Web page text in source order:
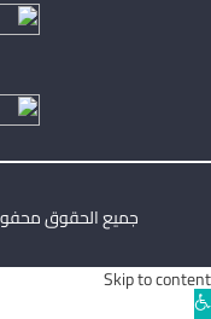
جميع الحقوق محفوظة
Skip to content
Open